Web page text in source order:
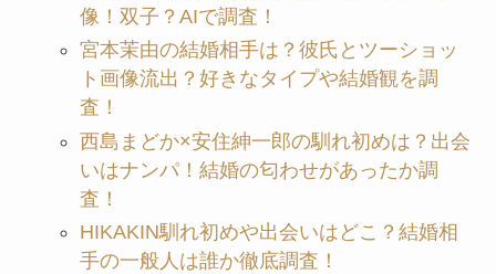
像！双子？AIで調査！
宮本茉由の結婚相手は？彼氏とツーショッ
ト画像流出？好きなタイプや結婚観を調
査！
西島まどか×安住紳一郎の馴れ初めは？出会
いはナンパ！結婚の匂わせがあったか調
査！
HIKAKIN馴れ初めや出会いはどこ？結婚相
手の一般人は誰か徹底調査！